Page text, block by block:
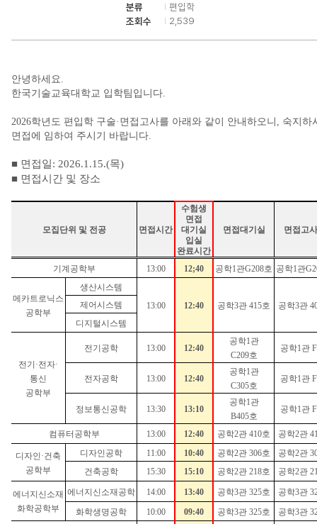
입
분류
편입학
조회수
2,539
안녕하세요.
한국기술교육대학교 입학팀입니다.
2026학년도 편입학 구술·면접고사를 아래와 같이 안내하오니, 숙지하
면접에 임하여 주시기 바랍니다.
■ 면접일: 2026.1.15.(목)
■ 면접시간 및 장소
모집단위 및 전공 면접시간
수험생
면접
대기실
입실
완료시간
면접대기실 면접고
기계공학부 13:00 12;40 공학1관G208호 공학1관
메카트로닉스
공학부
생산시스템
13:00
12:40 공학3관 415호 공학3관
제어시스템
디지털시스템
전기 ·전자·
통신
공학부
전기공학 13:00 12:40
공학1관
C209호
공학1관
전자공학 13:00 12:40
공학1관
C305호
공학1관
정보통신공학 13:30 13:10
공학1관
B405호
공학1관
컴퓨터공학부 13:00 12:40 공학2관 410호 공학2관
디자인 ·건축
공학부
디자인공학 11:00 10:40 공학2관 306호 공학2관
건축공학
15:30 15:10 공학2관 218호 공학2관
에너지신소재
화학공학부
에너지신소재공학 14:00 13:40 공학3관 325호 공학3관
화학생명공학
10:00 09:40 공학3관 325호 공학3관